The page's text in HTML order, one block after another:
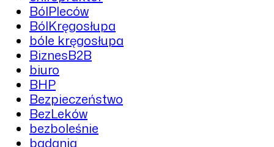
BólPleców
BólKręgosłupa
bóle kręgosłupa
BiznesB2B
biuro
BHP
Bezpieczeństwo
BezLeków
bezboleśnie
badania